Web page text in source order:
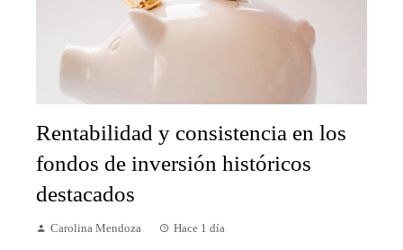
Rentabilidad y consistencia en los
fondos de inversión históricos
destacados
Carolina Mendoza Hace 1 día